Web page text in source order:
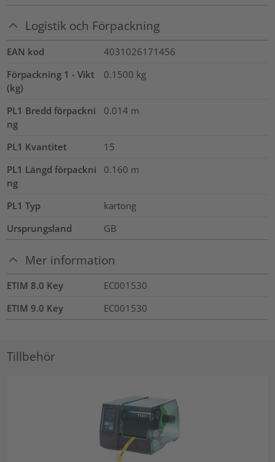
Logistik och Förpackning
EAN kod
4031026171456
Förpackning 1 - Vikt
(kg)
0.1500 kg
PL1 Bredd förpackni
ng
0.014 m
PL1 Kvantitet
15
PL1 Längd förpackni
ng
0.160 m
PL1 Typ
kartong
Ursprungsland
GB
Mer information
ETIM 8.0 Key
EC001530
ETIM 9.0 Key
EC001530
Tillbehör